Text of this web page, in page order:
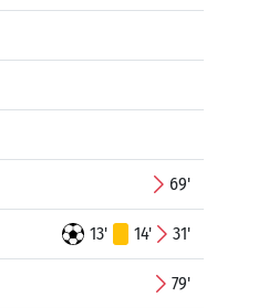
69'
13' 14' 31'
79'